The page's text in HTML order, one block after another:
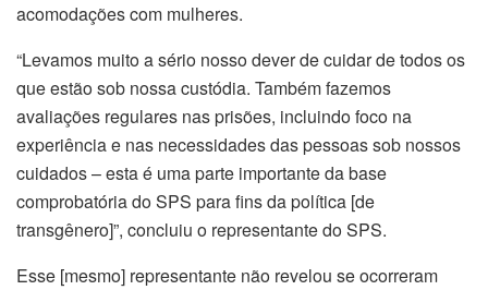
acomodações com mulheres.
“Levamos muito a sério nosso dever de cuidar de todos os
que estão sob nossa custódia. Também fazemos
avaliações regulares nas prisões, incluindo foco na
experiência e nas necessidades das pessoas sob nossos
cuidados – esta é uma parte importante da base
comprobatória do SPS para fins da política [de
transgênero]”, concluiu o representante do SPS.
Esse [mesmo] representante não revelou se ocorreram